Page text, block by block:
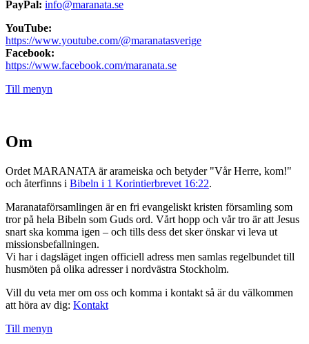
PayPal: info@maranata.se
YouTube:
https://www.youtube.com/@maranatasverige
Facebook:
https://www.facebook.com/maranata.se
Till menyn
Om
Ordet MARANATA är arameiska och betyder "Vår Herre, kom!"
och återfinns i Bibeln i 1 Korintierbrevet 16:22.
Maranataförsamlingen är en fri evangeliskt kristen församling som
tror på hela Bibeln som Guds ord. Vårt hopp och vår tro är att Jesus
snart ska komma igen – och tills dess det sker önskar vi leva ut
missionsbefallningen.
Vi har i dagsläget ingen officiell adress men samlas regelbundet till
husmöten på olika adresser i nordvästra Stockholm.
Vill du veta mer om oss och komma i kontakt så är du välkommen
att höra av dig: Kontakt
Till menyn